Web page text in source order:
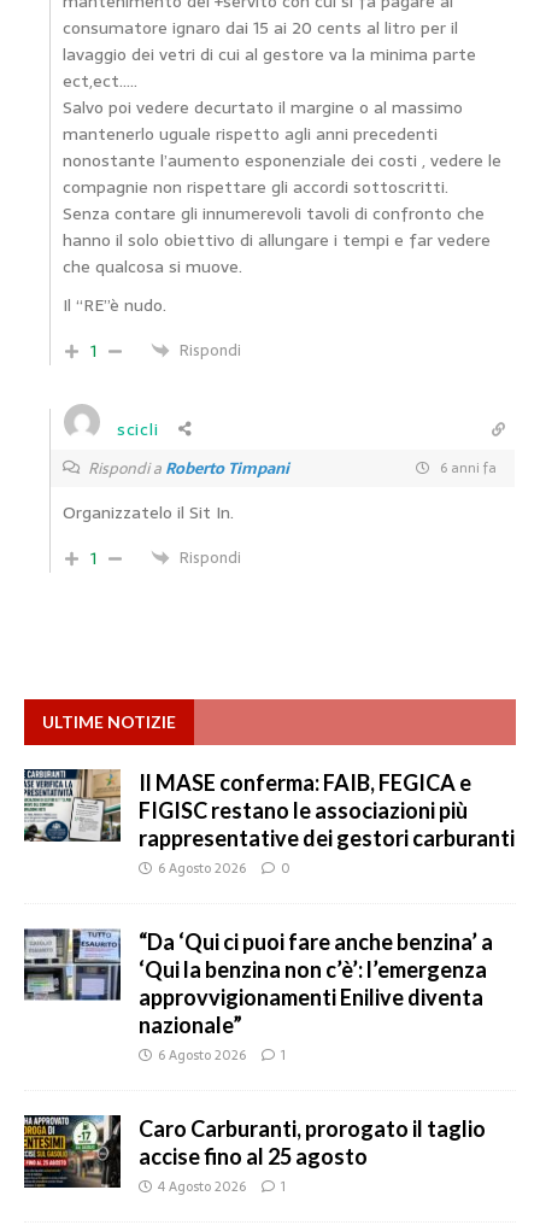
consumatore ignaro dai 15 ai 20 cents al litro per il
lavaggio dei vetri di cui al gestore va la minima parte
ect,ect…..
Salvo poi vedere decurtato il margine o al massimo
mantenerlo uguale rispetto agli anni precedenti
nonostante l’aumento esponenziale dei costi , vedere le
compagnie non rispettare gli accordi sottoscritti.
Senza contare gli innumerevoli tavoli di confronto che
hanno il solo obiettivo di allungare i tempi e far vedere
che qualcosa si muove.
Il “RE”è nudo.
1
Rispondi
scicli
Rispondi aRoberto Timpani 6 anni fa
Organizzatelo il Sit In.
1
Rispondi
ULTIME NOTIZIE
Il MASE conferma: FAIB, FEGICA e
FIGISC restano le associazioni più
rappresentative dei gestori carburanti
6 Agosto 2026 0
“Da ‘Qui ci puoi fare anche benzina’ a
‘Qui la benzina non c’è’: l’emergenza
approvvigionamenti Enilive diventa
nazionale”
6 Agosto 2026 1
Caro Carburanti, prorogato il taglio
accise fino al 25 agosto
4 Agosto 2026 1